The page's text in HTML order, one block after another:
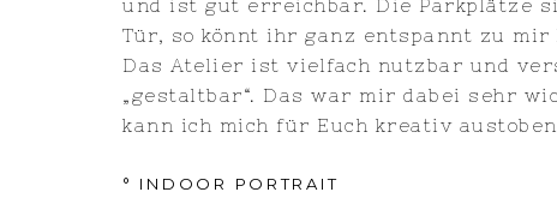
und ist gut erreichbar. Die Parkplätze
Tür, so könnt ihr ganz entspannt zu mir
Das Atelier ist vielfach nutzbar und
„gestaltbar“. Das war mir dabei sehr
kann ich mich für Euch kreativ
° INDOOR PORTRAIT